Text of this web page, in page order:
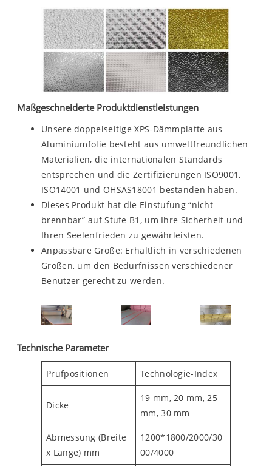
Maßgeschneiderte Produktdienstleistungen
Unsere doppelseitige XPS-Dämmplatte aus
Aluminiumfolie besteht aus umweltfreundlichen
Materialien, die internationalen Standards
entsprechen und die Zertifizierungen ISO9001,
ISO14001 und OHSAS18001 bestanden haben.
Dieses Produkt hat die Einstufung “nicht
brennbar” auf Stufe B1, um Ihre Sicherheit und
Ihren Seelenfrieden zu gewährleisten.
Anpassbare Größe: Erhältlich in verschiedenen
Größen, um den Bedürfnissen verschiedener
Benutzer gerecht zu werden.
Technische Parameter
Prüfpositionen Technologie-Index
Dicke
19 mm, 20 mm, 25
mm, 30 mm
Abmessung (Breite
x Länge) mm
1200*1800/2000/30
00/4000